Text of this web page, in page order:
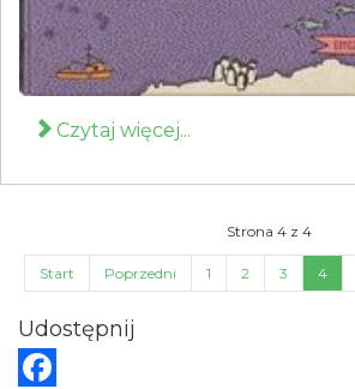
Czytaj więcej...
Strona 4 z 4
Start Poprzedni 1 2 3 4
Udostępnij